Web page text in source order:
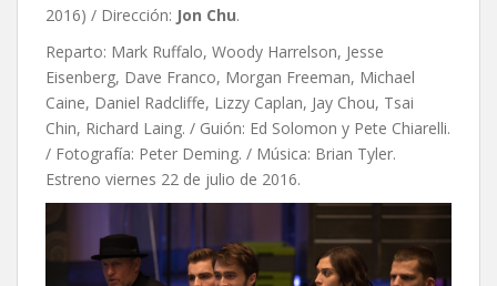
2016) / Dirección: Jon Chu.
Reparto: Mark Ruffalo, Woody Harrelson, Jesse
Eisenberg, Dave Franco, Morgan Freeman, Michael
Caine, Daniel Radcliffe, Lizzy Caplan, Jay Chou, Tsai
Chin, Richard Laing. / Guión: Ed Solomon y Pete Chiarelli.
/ Fotografía: Peter Deming. / Música: Brian Tyler.
Estreno viernes 22 de julio de 2016.